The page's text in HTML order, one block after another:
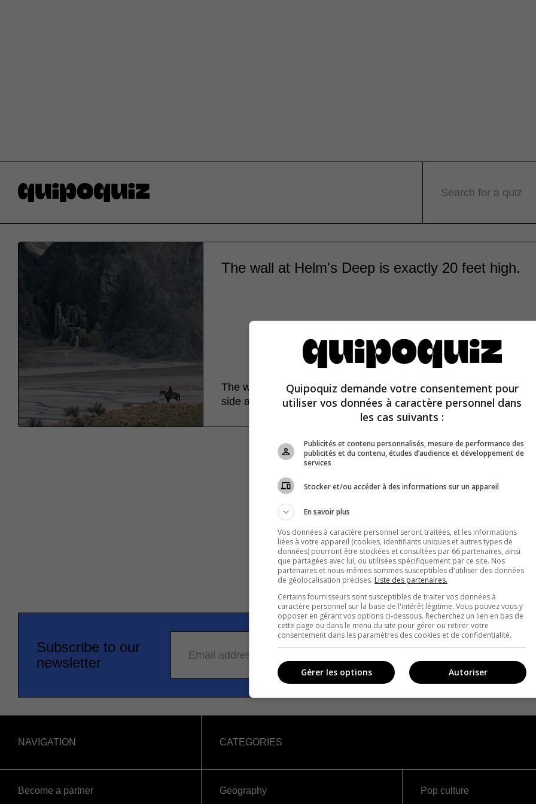
Search for a quiz
The wall at Helm's Deep is exactly 20 feet high.
The wall at Helm's Deep is also rather thick. Four men can stand
side at its summit.
Subscribe to our
newsletter
Email address
NAVIGATION
Become a partner
CATEGORIES
Geography
Pop culture
Quipoquiz demande votre consentement pour
utiliser vos données à caractère personnel dans
les cas suivants :
Publicités et contenu personnalisés, mesure de performance des
publicités et du contenu, études d’audience et développement de
services
Stocker et/ou accéder à des informations sur un appareil
En savoir plus
Vos données à caractère personnel seront traitées, et les informations
liées à votre appareil (cookies, identifiants uniques et autres types de
données) pourront être stockées et consultées par 66 partenaires, ainsi
que partagées avec lui, ou utilisées spécifiquement par ce site. Nos
partenaires et nous-mêmes sommes susceptibles d'utiliser des données
de géolocalisation précises. Liste des partenaires.
Certains fournisseurs sont susceptibles de traiter vos données à
caractère personnel sur la base de l'intérêt légitime. Vous pouvez vous y
opposer en gérant vos options ci-dessous. Recherchez un lien en bas de
cette page ou dans le menu du site pour gérer ou retirer votre
consentement dans les paramètres des cookies et de confidentialité.
Autoriser
Gérer les options